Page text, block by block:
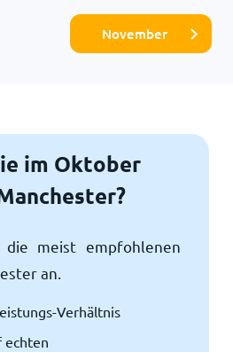
November
im Oktober
die meist empfohlenen
an.
Verhältnis
echten